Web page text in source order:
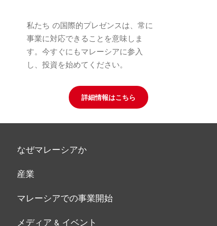
私たち の国際的プレゼンスは、常に
事業に対応できることを意味しま
す。今すぐにもマレーシアに参入
し、投資を始めてください。
詳細情報はこちら
なぜマレーシアか
産業
マレーシアでの事業開始
メディア & イベント